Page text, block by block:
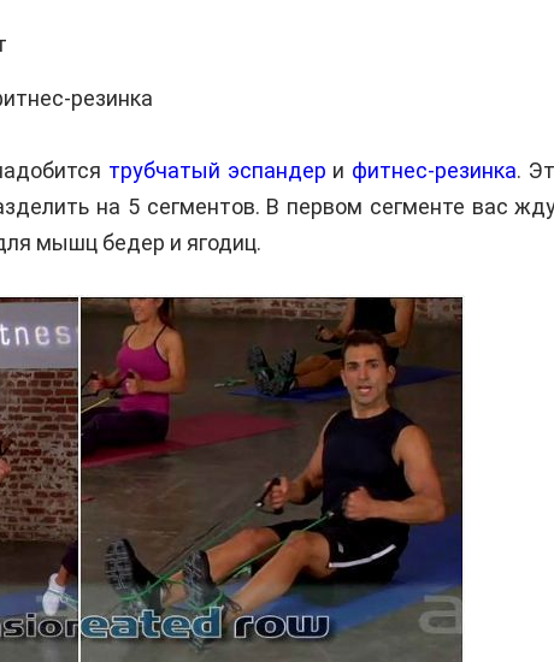
резинка
трубчатый эспандер и фитнес-резинка.
на 5 сегментов. В первом сегменте вас
мышц бедер и ягодиц.